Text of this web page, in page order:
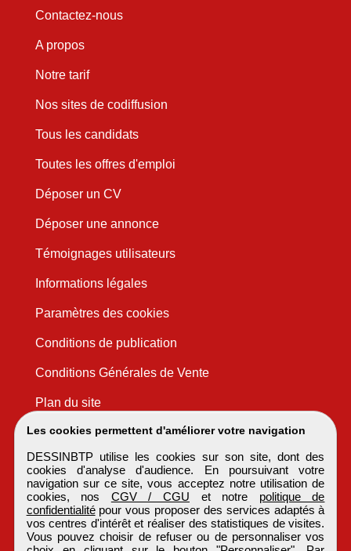
Les cookies permettent d'améliorer votre navigation
DESSINBTP utilise les cookies sur son site, dont des
cookies d'analyse d'audience. En poursuivant votre
navigation sur ce site, vous acceptez notre utilisation de
cookies, nos CGV / CGU et notre politique de
confidentialitépour vous proposer des services adaptés à
vos centres d'intérêt et réaliser des statistiques de visites.
Vous pouvez choisir de refuser ou de personnaliser vos
Contactez-nous
A propos
Notre tarif
Nos sites de codiffusion
Tous les candidats
Toutes les offres d'emploi
Déposer un CV
Déposer une annonce
Témoignages utilisateurs
Informations légales
Paramètres des cookies
Conditions de publication
Conditions Générales de Vente
Plan du site